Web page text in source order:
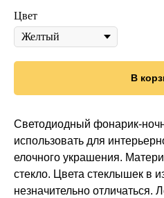
Цвет
В
Светодиодный фонарик-
использовать для
елочного украшения.
стекло. Цвета стеклышек в
незначительно отличаться.